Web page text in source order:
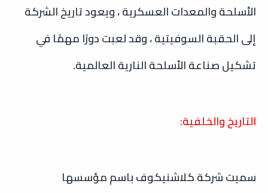
الأسلحة والمعدات العسكرية ، ويعود تاريخ الشركة
إلى الحقبة السوفيتية ، وقد لعبت دورًا مهمًا في
تشكيل صناعة الأسلحة النارية العالمية.
التاريخ والخلفية:
سميت شركة كلاشنيكوف باسم مؤسسها